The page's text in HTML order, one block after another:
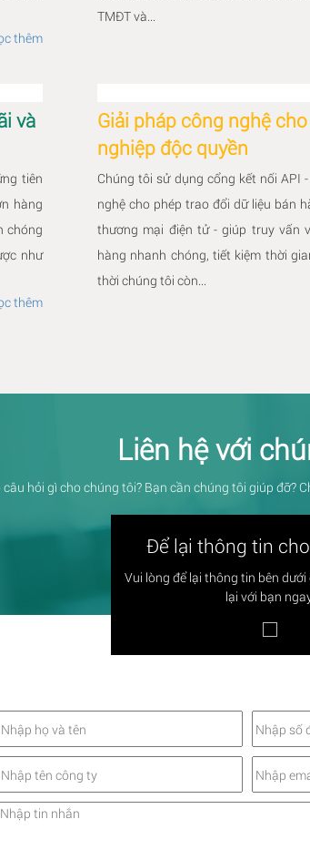
thêm
TMĐT và...
và
tiên
hàng
chóng
như
thêm
Giải pháp công nghệ
nghiệp độc quyền
Chúng tôi sử dụng cổng kết nối API
nghệ cho phép trao đổi dữ liệu bán
thương mại điện tử - giúp truy vấn
hàng nhanh chóng, tiết kiệm thời
thời chúng tôi còn...
Liên hệ với
câu hỏi gì cho chúng tôi? Bạn cần chúng tôi giúp đỡ?
Để lại thông tin
Vui lòng để lại thông tin bên
lại với bạn